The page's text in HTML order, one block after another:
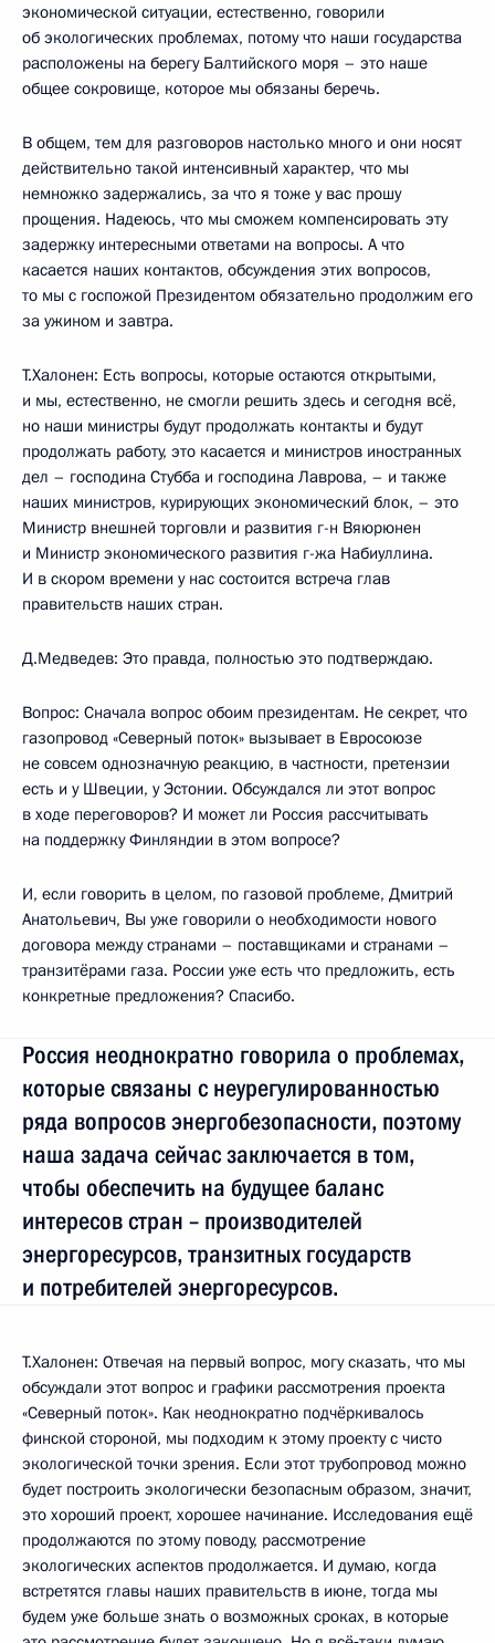
экономической ситуации, естественно, говорили
об экологических проблемах, потому что наши государства
расположены на берегу Балтийского моря – это наше
общее сокровище, которое мы обязаны беречь.
В общем, тем для разговоров настолько много и они носят
действительно такой интенсивный характер, что мы
немножко задержались, за что я тоже у вас прошу
прощения. Надеюсь, что мы сможем компенсировать эту
задержку интересными ответами на вопросы. А что
касается наших контактов, обсуждения этих вопросов,
то мы с госпожой Президентом обязательно продолжим его
за ужином и завтра.
Т.Халонен: Есть вопросы, которые остаются открытыми,
и мы, естественно, не смогли решить здесь и сегодня всё,
но наши министры будут продолжать контакты и будут
продолжать работу, это касается и министров иностранных
дел – господина Стубба и господина Лаврова, – и также
наших министров, курирующих экономический блок, – это
Министр внешней торговли и развития г-н Вяюрюнен
и Министр экономического развития г-жа Набиуллина.
И в скором времени у нас состоится встреча глав
правительств наших стран.
Д.Медведев: Это правда, полностью это подтверждаю.
Вопрос: Сначала вопрос обоим президентам. Не секрет, что
газопровод «Северный поток» вызывает в Евросоюзе
не совсем однозначную реакцию, в частности, претензии
есть и у Швеции, у Эстонии. Обсуждался ли этот вопрос
в ходе переговоров? И может ли Россия рассчитывать
на поддержку Финляндии в этом вопросе?
И, если говорить в целом, по газовой проблеме, Дмитрий
Анатольевич, Вы уже говорили о необходимости нового
договора между странами – поставщиками и странами –
транзитёрами газа. России уже есть что предложить, есть
конкретные предложения? Спасибо.
Россия неоднократно говорила о проблемах,
которые связаны с неурегулированностью
ряда вопросов энергобезопасности, поэтому
наша задача сейчас заключается в том,
чтобы обеспечить на будущее баланс
интересов стран – производителей
энергоресурсов, транзитных государств
и потребителей энергоресурсов.
Т.Халонен: Отвечая на первый вопрос, могу сказать, что мы
обсуждали этот вопрос и графики рассмотрения проекта
«Северный поток». Как неоднократно подчёркивалось
финской стороной, мы подходим к этому проекту с чисто
экологической точки зрения. Если этот трубопровод можно
будет построить экологически безопасным образом, значит,
это хороший проект, хорошее начинание. Исследования ещё
продолжаются по этому поводу, рассмотрение
экологических аспектов продолжается. И думаю, когда
встретятся главы наших правительств в июне, тогда мы
будем уже больше знать о возможных сроках, в которые